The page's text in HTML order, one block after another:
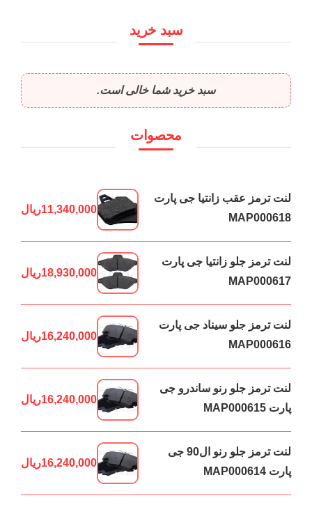
سبد خرید
سبد خرید شما خالی است.
محصوات
لنت ترمز عقب زانتیا جی پارت
MAP000618
11,340,000ریال
لنت ترمز جلو زانتیا جی پارت
MAP000617
18,930,000ریال
لنت ترمز جلو سیناد جی پارت
MAP000616
16,240,000ریال
لنت ترمز جلو رنو ساندرو جی
پارت MAP000615
16,240,000ریال
لنت ترمز جلو رنو ال90 جی
پارت MAP000614
16,240,000ریال